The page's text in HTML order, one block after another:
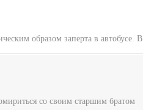
образом заперта в автобусе. В
со своим старшим братом